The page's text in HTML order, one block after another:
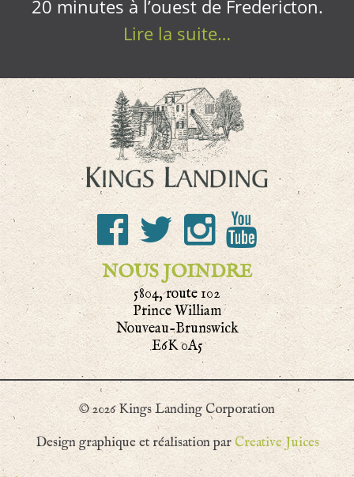
20 minutes à l’ouest de Fredericton.
Lire la suite…
NOUS JOINDRE
5804, route 102
Prince William
Nouveau-Brunswick
E6K 0A5
© 2026 Kings Landing Corporation
Design graphique et réalisation par Creative Juices